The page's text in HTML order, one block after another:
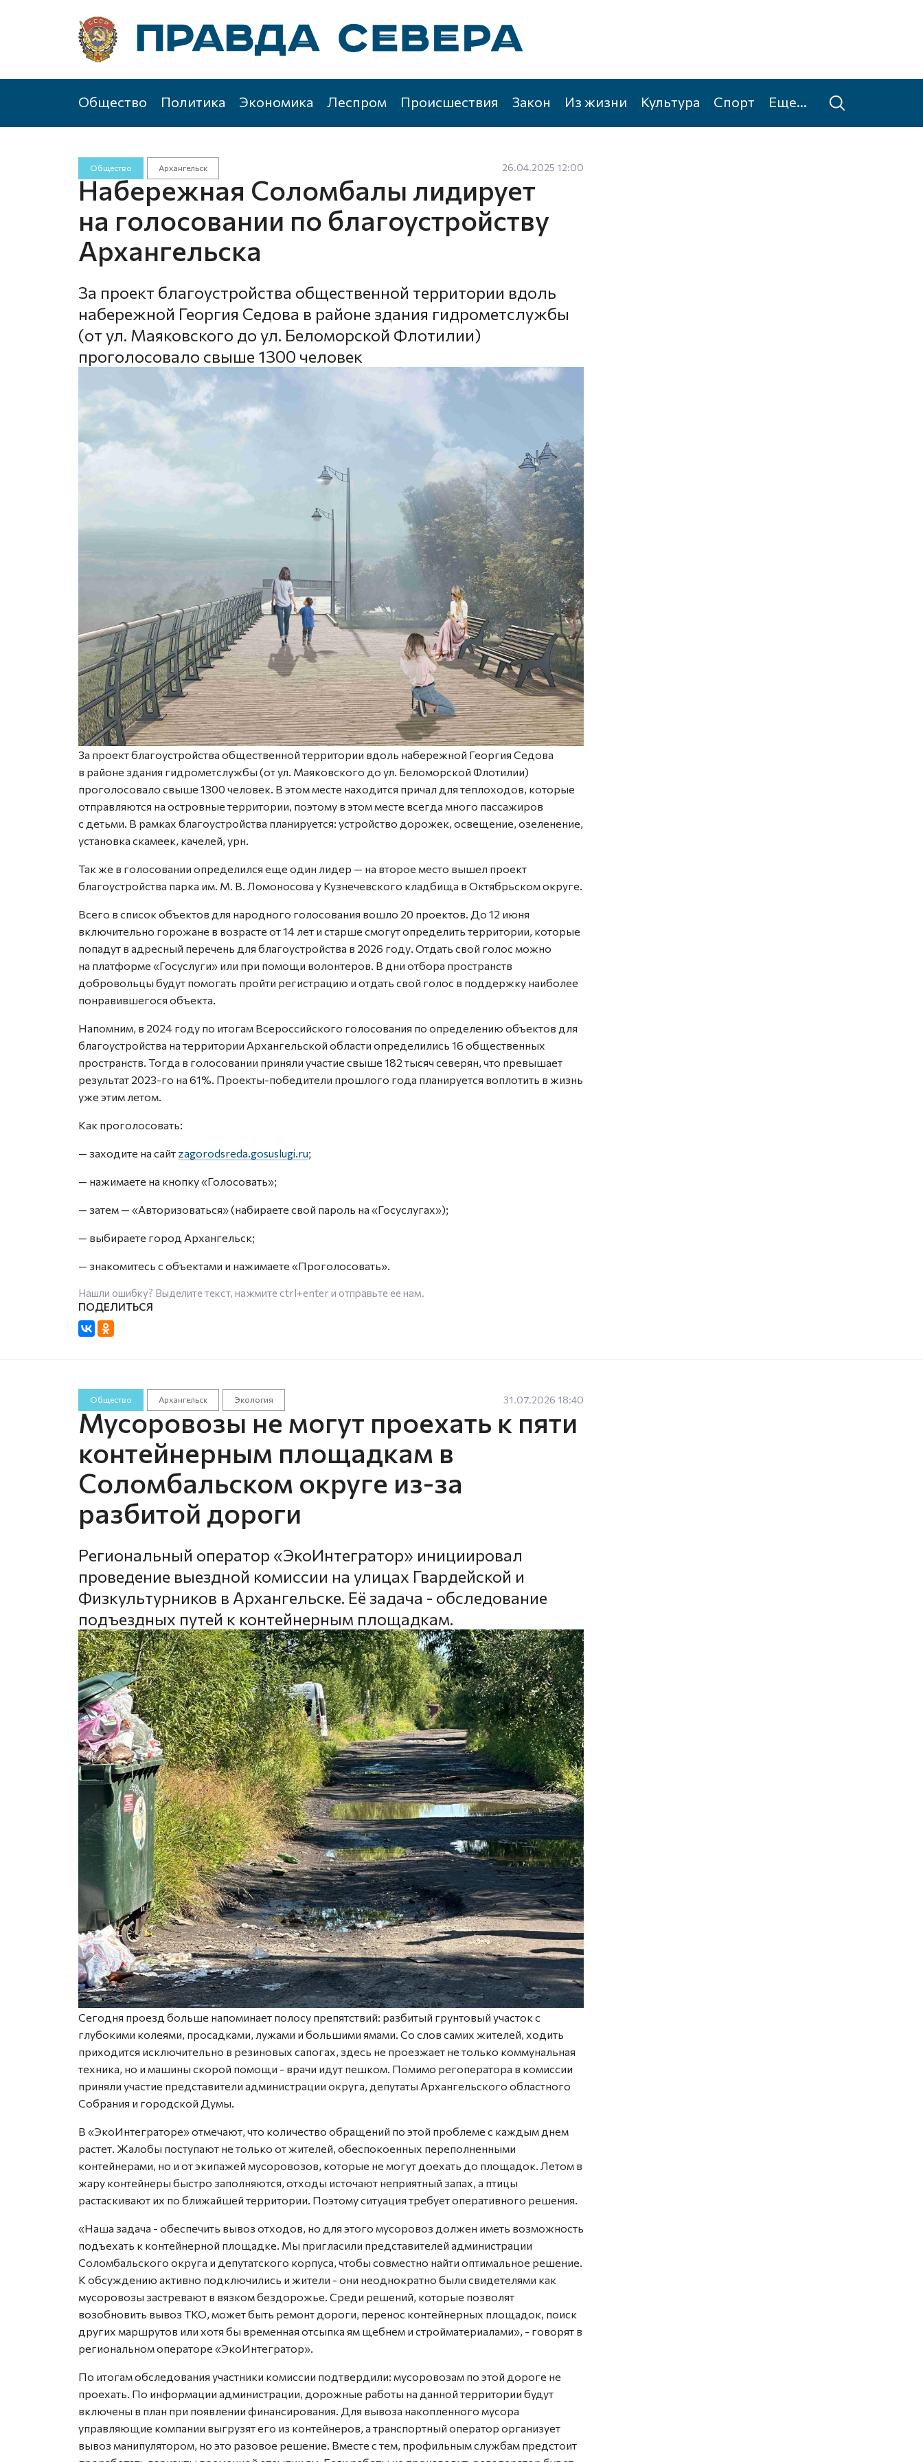
Общество Политика Экономика Леспром Происшествия Закон Из жизни Культура Спорт Еще...
Общество Архангельск 26.04.2025 12:00
Набережная Соломбалы лидирует
на голосовании по благоустройству
Архангельска
За проект благоустройства общественной территории вдоль
набережной Георгия Седова в районе здания гидрометслужбы
(от ул. Маяковского до ул. Беломорской Флотилии)
проголосовало свыше 1300 человек
За проект благоустройства общественной территории вдоль набережной Георгия Седова
в районе здания гидрометслужбы (от ул. Маяковского до ул. Беломорской Флотилии)
проголосовало свыше 1300 человек. В этом месте находится причал для теплоходов, которые
отправляются на островные территории, поэтому в этом месте всегда много пассажиров
с детьми. В рамках благоустройства планируется: устройство дорожек, освещение, озеленение,
установка скамеек, качелей, урн.
Так же в голосовании определился еще один лидер — на второе место вышел проект
благоустройства парка им. М. В. Ломоносова у Кузнечевского кладбища в Октябрьском округе.
Всего в список объектов для народного голосования вошло 20 проектов. До 12 июня
включительно горожане в возрасте от 14 лет и старше смогут определить территории, которые
попадут в адресный перечень для благоустройства в 2026 году. Отдать свой голос можно
на платформе «Госуслуги» или при помощи волонтеров. В дни отбора пространств
добровольцы будут помогать пройти регистрацию и отдать свой голос в поддержку наиболее
понравившегося объекта.
Напомним, в 2024 году по итогам Всероссийского голосования по определению объектов для
благоустройства на территории Архангельской области определились 16 общественных
пространств. Тогда в голосовании приняли участие свыше 182 тысяч северян, что превышает
результат 2023-го на 61%. Проекты-победители прошлого года планируется воплотить в жизнь
уже этим летом.
Как проголосовать:
— заходите на сайт zagorodsreda.gosuslugi.ru;
— нажимаете на кнопку «Голосовать»;
— затем — «Авторизоваться» (набираете свой пароль на «Госуслугах»);
— выбираете город Архангельск;
— знакомитесь с объектами и нажимаете «Проголосовать».
Нашли ошибку? Выделите текст, нажмите ctrl+enterи отправьте ее нам.
Общество Архангельск Экология 31.07.2026 18:40
Мусоровозы не могут проехать к пяти
контейнерным площадкам в
Соломбальском округе из-за
разбитой дороги
Региональный оператор «ЭкоИнтегратор» инициировал
проведение выездной комиссии на улицах Гвардейской и
Физкультурников в Архангельске. Её задача - обследование
подъездных путей к контейнерным площадкам.
Сегодня проезд больше напоминает полосу препятствий: разбитый грунтовый участок с
глубокими колеями, просадками, лужами и большими ямами. Со слов самих жителей, ходить
приходится исключительно в резиновых сапогах, здесь не проезжает не только коммунальная
техника, но и машины скорой помощи - врачи идут пешком. Помимо регоператора в комиссии
приняли участие представители администрации округа, депутаты Архангельского областного
Собрания и городской Думы.
В «ЭкоИнтеграторе» отмечают, что количество обращений по этой проблеме с каждым днем
растет. Жалобы поступают не только от жителей, обеспокоенных переполненными
контейнерами, но и от экипажей мусоровозов, которые не могут доехать до площадок. Летом в
жару контейнеры быстро заполняются, отходы источают неприятный запах, а птицы
растаскивают их по ближайшей территории. Поэтому ситуация требует оперативного решения.
«Наша задача - обеспечить вывоз отходов, но для этого мусоровоз должен иметь возможность
подъехать к контейнерной площадке. Мы пригласили представителей администрации
Соломбальского округа и депутатского корпуса, чтобы совместно найти оптимальное решение.
К обсуждению активно подключились и жители - они неоднократно были свидетелями как
мусоровозы застревают в вязком бездорожье. Среди решений, которые позволят
возобновить вывоз ТКО, может быть ремонт дороги, перенос контейнерных площадок, поиск
других маршрутов или хотя бы временная отсыпка ям щебнем и стройматериалами», - говорят в
региональном операторе «ЭкоИнтегратор».
По итогам обследования участники комиссии подтвердили: мусоровозам по этой дороге не
проехать. По информации администрации, дорожные работы на данной территории будут
включены в план при появлении финансирования. Для вывоза накопленного мусора
управляющие компании выгрузят его из контейнеров, а транспортный оператор организует
вывоз манипулятором, но это разовое решение. Вместе с тем, профильным службам предстоит